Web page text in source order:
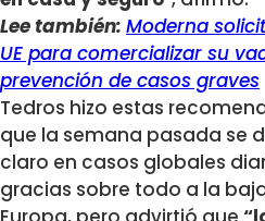
Lee también: Moderna
UE para comercializar su
prevención de casos graves
Tedros hizo estas
que la semana pasada se
claro en casos globales
gracias sobre todo a la